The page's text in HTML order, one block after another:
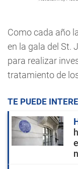
Como cada año
en la gala del St.
para realizar
tratamiento de
TE PUEDE